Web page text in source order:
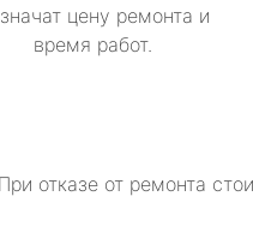
цену ремонта и
время работ.
отказе от ремонта